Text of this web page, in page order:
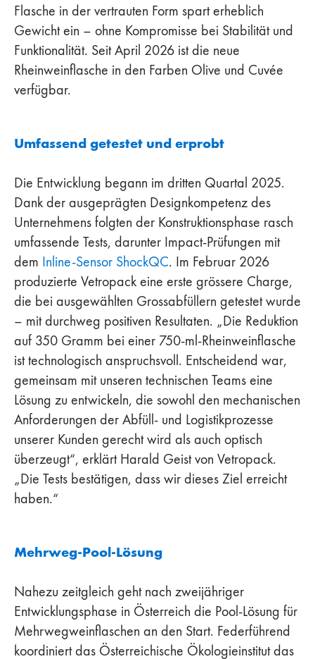
Flasche in der vertrauten Form spart erheblich
Gewicht ein – ohne Kompromisse bei Stabilität und
Funktionalität. Seit April 2026 ist die neue
Rheinweinflasche in den Farben Olive und Cuvée
verfügbar.
Umfassend getestet und erprobt
Die Entwicklung begann im dritten Quartal 2025.
Dank der ausgeprägten Designkompetenz des
Unternehmens folgten der Konstruktionsphase rasch
umfassende Tests, darunter Impact-Prüfungen mit
dem Inline-Sensor ShockQC. Im Februar 2026
produzierte Vetropack eine erste grössere Charge,
die bei ausgewählten Grossabfüllern getestet wurde
– mit durchweg positiven Resultaten. „Die Reduktion
auf 350 Gramm bei einer 750-ml-Rheinweinflasche
ist technologisch anspruchsvoll. Entscheidend war,
gemeinsam mit unseren technischen Teams eine
Lösung zu entwickeln, die sowohl den mechanischen
Anforderungen der Abfüll- und Logistikprozesse
unserer Kunden gerecht wird als auch optisch
überzeugt“, erklärt Harald Geist von Vetropack.
„Die Tests bestätigen, dass wir dieses Ziel erreicht
haben.“
Mehrweg-Pool-Lösung
Nahezu zeitgleich geht nach zweijähriger
Entwicklungsphase in Österreich die Pool-Lösung für
Mehrwegweinflaschen an den Start. Federführend
koordiniert das Österreichische Ökologieinstitut das